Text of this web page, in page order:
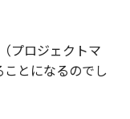
プロジェクトマ
とになるのでし